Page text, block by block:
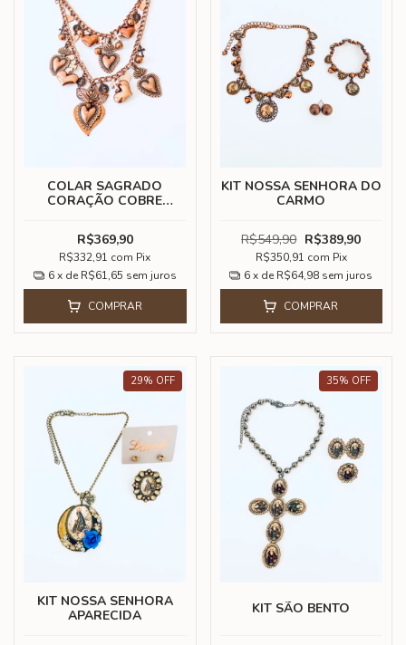
COLAR SAGRADO
CORAÇÃO COBRE
R$369,90
R$332,91 com Pix
6 x de R$61,65 sem juros
COMPRAR
KIT NOSSA SENHORA DO
CARMO
R$549,90 R$389,90
R$350,91 com Pix
6 x de R$64,98 sem juros
COMPRAR
29% OFF
KIT NOSSA SENHORA
APARECIDA
35% OFF
KIT SÃO BENTO